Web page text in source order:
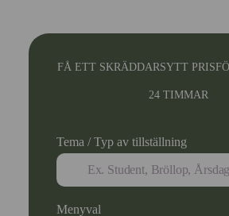
FÅ ETT SKRÄDDARSYTT
24 TIMMAR
Tema / Typ av tillställning
Menyval